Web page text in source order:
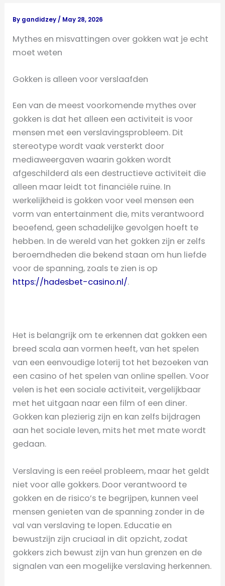
By gandidzey / May 28, 2026
Mythes en misvattingen over gokken wat je echt
moet weten
Gokken is alleen voor verslaafden
Een van de meest voorkomende mythes over
gokken is dat het alleen een activiteit is voor
mensen met een verslavingsprobleem. Dit
stereotype wordt vaak versterkt door
mediaweergaven waarin gokken wordt
afgeschilderd als een destructieve activiteit die
alleen maar leidt tot financiële ruïne. In
werkelijkheid is gokken voor veel mensen een
vorm van entertainment die, mits verantwoord
beoefend, geen schadelijke gevolgen hoeft te
hebben. In de wereld van het gokken zijn er zelfs
beroemdheden die bekend staan om hun liefde
voor de spanning, zoals te zien is op
https://hadesbet-casino.nl/.
Het is belangrijk om te erkennen dat gokken een
breed scala aan vormen heeft, van het spelen
van een eenvoudige loterij tot het bezoeken van
een casino of het spelen van online spellen. Voor
velen is het een sociale activiteit, vergelijkbaar
met het uitgaan naar een film of een diner.
Gokken kan plezierig zijn en kan zelfs bijdragen
aan het sociale leven, mits het met mate wordt
gedaan.
Verslaving is een reëel probleem, maar het geldt
niet voor alle gokkers. Door verantwoord te
gokken en de risico’s te begrijpen, kunnen veel
mensen genieten van de spanning zonder in de
val van verslaving te lopen. Educatie en
bewustzijn zijn cruciaal in dit opzicht, zodat
gokkers zich bewust zijn van hun grenzen en de
signalen van een mogelijke verslaving herkennen.